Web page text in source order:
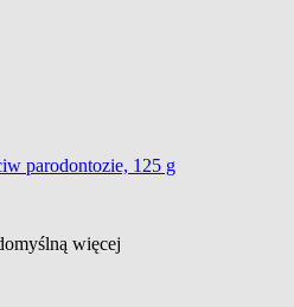
parodontozie, 125 g
więcej